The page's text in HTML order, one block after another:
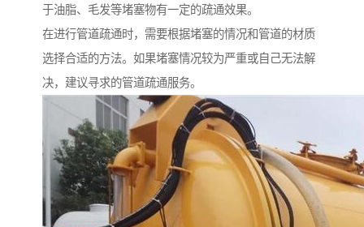
于油脂、毛发等堵塞物有一定的疏通效果。
在进行管道疏通时，需要根据堵塞的情况和管道的材质
选择合适的方法。如果堵塞情况较为严重或自己无法解
决，建议寻求的管道疏通服务。